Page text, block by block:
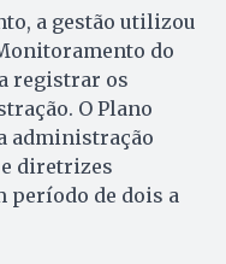
a gestão utilizou
do
registrar os
O Plano
administração
diretrizes
período de dois a